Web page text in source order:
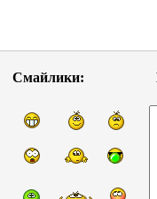
Смайлики: